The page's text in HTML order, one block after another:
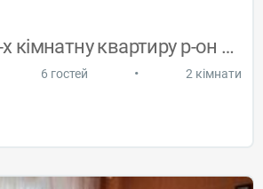
Здам свою 2-х кімнатну квартиру р-он Пів
6 гостей • 2 кімнати